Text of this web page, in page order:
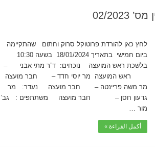
2023
לחץ כאן להורדת פרוטוקל סרוק וחתום שהתקיימה
ביום חמישי בתאריך 18/01/2024 בשעה 10:30
בלשכת ראש המועצה נוכחים: ד”ר מתי אבני –
ראש המועצה מר יוסי חדד – חבר מועצה
מר משה פריינטה – חבר מועצה נעדר: מר
גדעון חסן – חבר מועצה משתתפים : גב’
מור …
أكمل القراءة »